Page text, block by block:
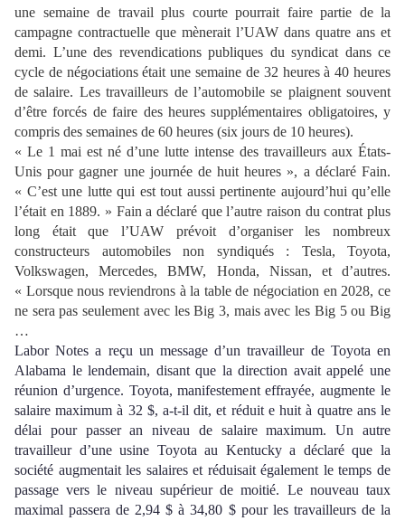
une semaine de travail plus courte pourrait faire partie de la
campagne contractuelle que mènerait l’UAW dans quatre ans et
demi. L’une des revendications publiques du syndicat dans ce
cycle de négociations était une semaine de 32 heures à 40 heures
de salaire. Les travailleurs de l’automobile se plaignent souvent
d’être forcés de faire des heures supplémentaires obligatoires, y
compris des semaines de 60 heures (six jours de 10 heures).
« Le 1 mai est né d’une lutte intense des travailleurs aux États-
Unis pour gagner une journée de huit heures », a déclaré Fain.
« C’est une lutte qui est tout aussi pertinente aujourd’hui qu’elle
l’était en 1889. » Fain a déclaré que l’autre raison du contrat plus
long était que l’UAW prévoit d’organiser les nombreux
constructeurs automobiles non syndiqués : Tesla, Toyota,
Volkswagen, Mercedes, BMW, Honda, Nissan, et d’autres.
« Lorsque nous reviendrons à la table de négociation en 2028, ce
ne sera pas seulement avec les Big 3, mais avec les Big 5 ou Big
…
Labor Notes a reçu un message d’un travailleur de Toyota en
Alabama le lendemain, disant que la direction avait appelé une
réunion d’urgence. Toyota, manifestement effrayée,augmente le
salaire maximum à 32 $, a-t-il dit, et réduit e huit à quatre ansle
délai pour passer an niveau de salaire maximum. Un autre
travailleur d’une usine Toyota au Kentucky a déclaré que la
société augmentait les salaires et réduisait également le temps de
passageversle niveau supérieur de moitié. Le nouveau taux
maximal passera de 2,94 $ à 34,80 $ pour les travailleurs de la